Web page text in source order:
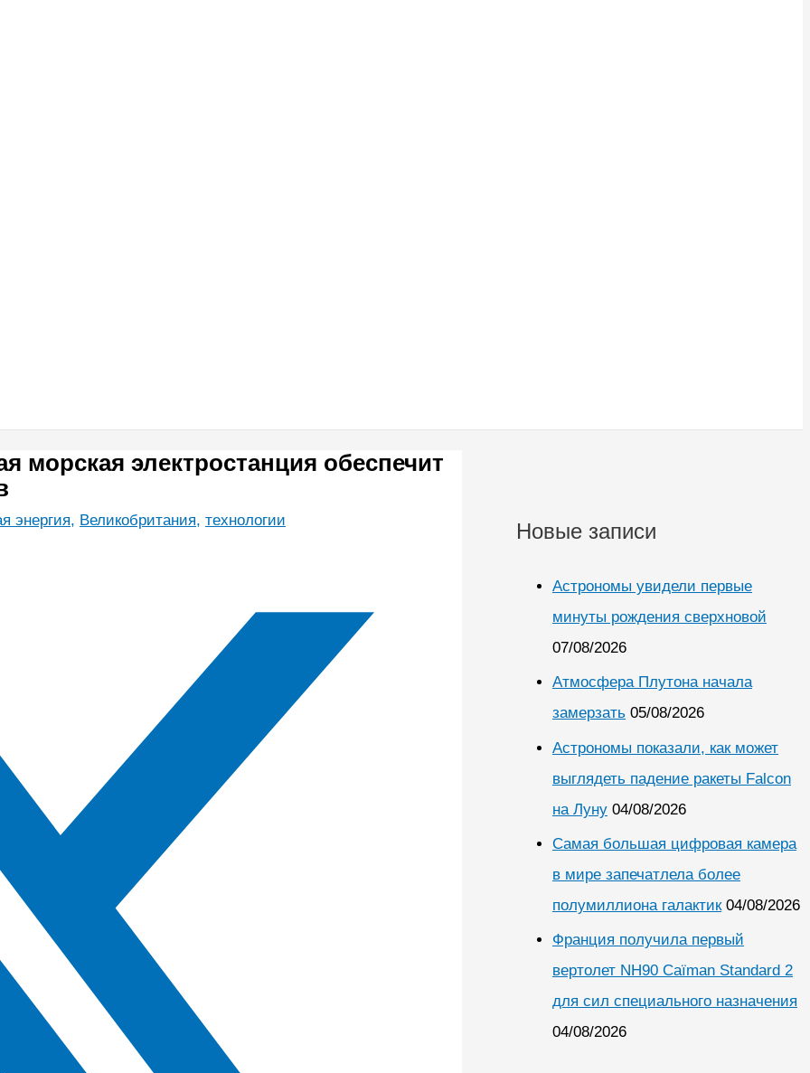
морская электростанция обеспечит
энергия, Великобритания, технологии Новые записи
Астрономы увидели первые
минуты рождения сверхновой
07/08/2026
Атмосфера Плутона начала
замерзать 05/08/2026
Астрономы показали, как может
выглядеть падение ракеты Falcon
на Луну 04/08/2026
Самая большая цифровая камера
в мире запечатлела более
полумиллиона галактик 04/08/2026
Франция получила первый
вертолет NH90 Caïman Standard 2
для сил специального назначения
04/08/2026